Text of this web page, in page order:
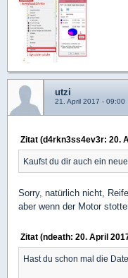
utzi
21. April 2017 - 09:00
Zitat (d4rkn3ss4ev3r: 20.
Kaufst du dir auch ein
Sorry, natürlich nicht,
aber wenn der Motor
Zitat (ndeath: 20. April
Hast du schon mal die